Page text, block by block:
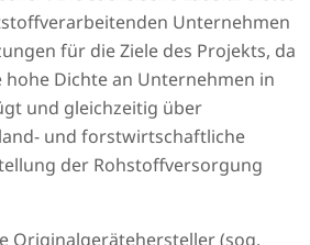
Unternehmen
für die Ziele des Projekts, da
hohe Dichte an Unternehmen in
und gleichzeitig über
und forstwirtschaftliche
der Rohstoffversorgung
Originalgerätehersteller (sog.